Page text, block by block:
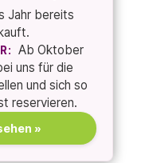
Jahr bereits
Ab Oktober
uns für die
und sich so
reservieren.
»